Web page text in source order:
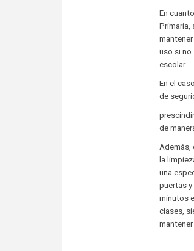
En
Primaria,
uso si no
escolar.
En el
de
de
Además,
la
una
puertas
minutos
clases,